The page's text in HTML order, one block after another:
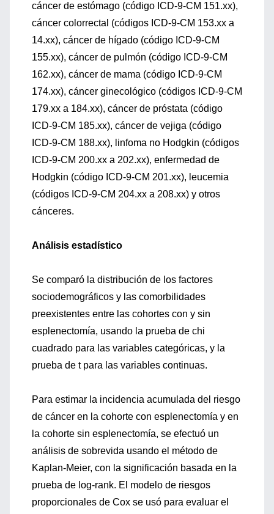
cáncer de estómago (código ICD-9-CM 151.xx),
cáncer colorrectal (códigos ICD-9-CM 153.xx a
14.xx), cáncer de hígado (código ICD-9-CM
155.xx), cáncer de pulmón (código ICD-9-CM
162.xx), cáncer de mama (código ICD-9-CM
174.xx), cáncer ginecológico (códigos ICD-9-CM
179.xx a 184.xx), cáncer de próstata (código
ICD-9-CM 185.xx), cáncer de vejiga (código
ICD-9-CM 188.xx), linfoma no Hodgkin (códigos
ICD-9-CM 200.xx a 202.xx), enfermedad de
Hodgkin (código ICD-9-CM 201.xx), leucemia
(códigos ICD-9-CM 204.xx a 208.xx) y otros
cánceres.
Análisis estadístico
Se comparó la distribución de los factores
sociodemográficos y las comorbilidades
preexistentes entre las cohortes con y sin
esplenectomía, usando la prueba de chi
cuadrado para las variables categóricas, y la
prueba de t para las variables continuas.
Para estimar la incidencia acumulada del riesgo
de cáncer en la cohorte con esplenectomía y en
la cohorte sin esplenectomía, se efectuó un
análisis de sobrevida usando el método de
Kaplan-Meier, con la significación basada en la
prueba de log-rank. El modelo de riesgos
proporcionales de Cox se usó para evaluar el